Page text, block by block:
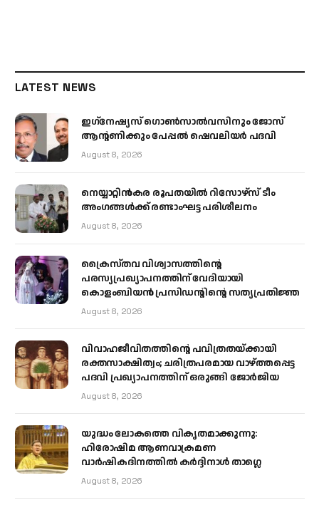
LATEST NEWS
ഇഗ്‌നേഷ്യസ് ഗൊൺസാൽവസിനും ജോസ്
ആന്റണിക്കും പേപ്പൽ ഷെവലിയർ പദവി
August 8, 2026
നെയ്യാറ്റിൻകര രൂപതയിൽ റിസോഴ്സ് ടീം
അംഗങ്ങൾക്ക് രണ്ടാംഘട്ട പരിശീലനം
August 8, 2026
ക്രൈസ്തവ വിശ്വാസത്തിന്റെ
പരസ്യപ്രഖ്യാപനത്തിന് വേദിയായി
കൊളംബിയൻ പ്രസിഡന്റിന്റെ സത്യപ്രതിജ്ഞ
August 8, 2026
വിവാഹജീവിതത്തിന്റെ പവിത്രതയ്ക്കായി
രക്തസാക്ഷിത്വം; ചരിത്രപരമായ വാഴ്ത്തപ്പെട്ട
പദവി പ്രഖ്യാപനത്തിന് ഒരുങ്ങി ജോര്‍ജിയ
August 8, 2026
യുദ്ധം ലോകത്തെ വികൃതമാക്കുന്നു:
ഹിരോഷിമ ആണവാക്രമണ
വാർഷികദിനത്തിൽ കർദ്ദിനാൾ താഗ്ലെ
August 8, 2026